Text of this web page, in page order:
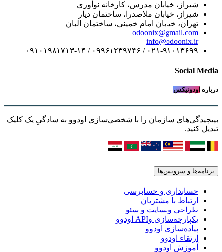
شیراز، خیابان مدرس، کارخانه نوآوری
شیراز، خیابان ملاصدرا، ساختمان دیار
تهران، خیابان امام خمینی، ساختمان البان
odoonix@gmail.com
info@odoonix.ir
۰۲۱-۹۱۰۱۳۶۹۹ / ۰۹۹۶۱۲۳۹۷۴۶ / ۰۹۱۰۱۹۸۱۷۱۳-۱۴
Social Media
درباره اودونیکس
بپیچیدگی‌های سازمان را با شخصی‌سازی اودوو به سادگیِ یک کلیک
تبدیل کنید.
برنامه‌ها و سرویس‌ها
حسابداری و حسابرسی
ارتباط با مشتریان
طراحی وبسایت و سئو
یکپارچه‌سازی وAPI اودوو
پیاده‌سازی اودوو
ارتقاء اودوو
آموزش اودوو